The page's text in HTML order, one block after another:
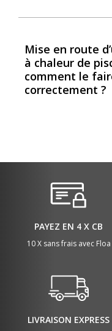
Mise en route
à chaleur de
comment le
correctement ?
PAYEZ EN 4 X CB
10 X sans frais avec Floa
LIVRAISON EXPRESS